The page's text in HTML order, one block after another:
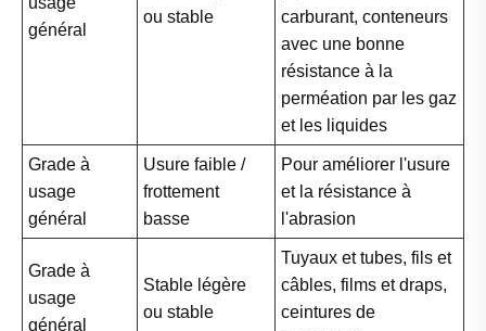
général
ou stable
carburant, conteneurs
avec une bonne
résistance à la
perméation par les gaz
et les liquides
Grade à
usage
général
Usure faible /
frottement
basse
Pour améliorer l'usure
et la résistance à
l'abrasion
Grade à
usage
général
Stable légère
ou stable
Tuyaux et tubes, fils et
câbles, films et draps,
ceintures de